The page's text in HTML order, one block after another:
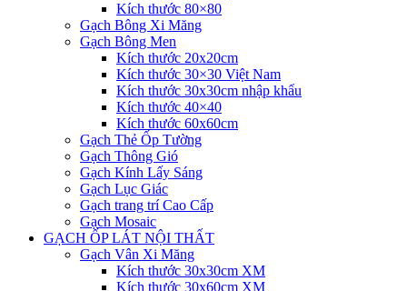
Kích thước 80×80
Gạch Bông Xi Măng
Gạch Bông Men
Kích thước 20x20cm
Kích thước 30×30 Việt Nam
Kích thước 30x30cm nhập khẩu
Kích thước 40×40
Kích thước 60x60cm
Gạch Thẻ Ốp Tường
Gạch Thông Gió
Gạch Kính Lấy Sáng
Gạch Lục Giác
Gạch trang trí Cao Cấp
Gạch Mosaic
GẠCH ỐP LÁT NỘI THẤT
Gạch Vân Xi Măng
Kích thước 30x30cm XM
Kích thước 30x60cm XM